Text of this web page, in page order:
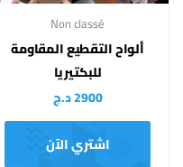
Non classé
ألواح التقطيع المقاومة
للبكتيريا
2900د.ج
اشتري الآن